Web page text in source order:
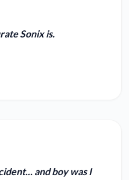
Sonix is.
and boy was I